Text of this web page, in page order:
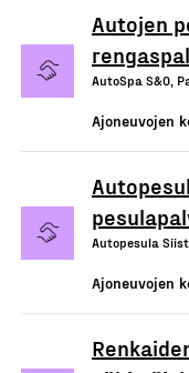
Autojen
AutoSpa S&O,
Ajoneuvojen
Autopesula
Ajoneuvojen